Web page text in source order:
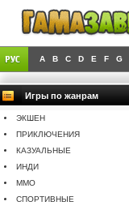
A B C D E F G
Игры по жанрам
ЭКШЕН
ПРИКЛЮЧЕНИЯ
КАЗУАЛЬНЫЕ
ИНДИ
MMO
СПОРТИВНЫЕ